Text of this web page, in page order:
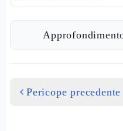
Pericope precedente